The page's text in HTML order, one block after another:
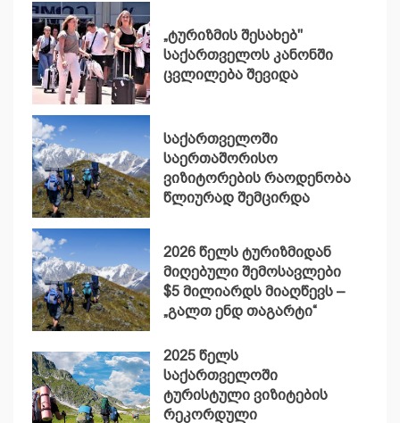
„ტურიზმის შესახებ"
საქართველოს კანონში
ცვლილება შევიდა
საქართველოში
საერთაშორისო
ვიზიტორების რაოდენობა
წლიურად შემცირდა
2026 წელს ტურიზმიდან
მიღებული შემოსავლები
$5 მილიარდს მიაღწევს –
„გალთ ენდ თაგარტი“
2025 წელს
საქართველოში
ტურისტული ვიზიტების
რეკორდული